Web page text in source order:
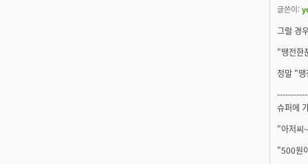
글쓴이:
그럴 경
"땡전한
정말 "
슈퍼에
"아저씨
"500원